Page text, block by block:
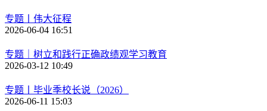
专题丨伟大征程
2026-06-04 16:51
专题｜树立和践行正确政绩观学习教育
2026-03-12 10:49
专题丨毕业季校长说（2026）
2026-06-11 15:03